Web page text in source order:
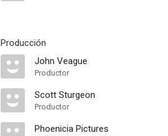
Producción
John Veague
Productor
Scott Sturgeon
Productor
Phoenicia Pictures